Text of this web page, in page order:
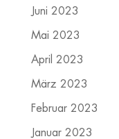
Juni 2023
Mai 2023
April 2023
März 2023
Februar 2023
Januar 2023